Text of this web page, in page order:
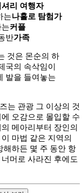
셔리 여행자
는나홀로 탐험가
커플
반가족
것은 몬순의 하
국의 속삭임이
발을 들여놓는
는 관광 그 이상의 것
오감으로 몰입할 수
메아리부터 장인의
마법 같은 지역의
해하든 몇 주 동안 항
머로 사라진 후에도